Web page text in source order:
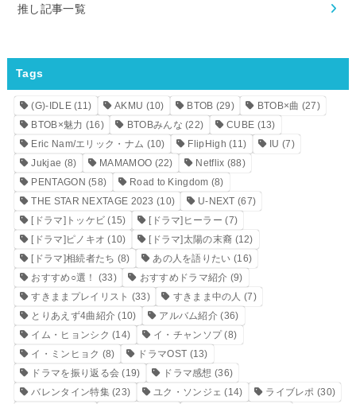
推し記事一覧
Tags
(G)-IDLE(11) AKMU (10) BTOB (29) BTOB×曲 (27)
BTOB×魅力 (16) BTOBみんな (22) CUBE (13)
Eric Nam/エリック・ナム (10) FlipHigh (11) IU (7)
Jukjae (8) MAMAMOO (22) Netflix (88)
PENTAGON (58) Road to Kingdom (8)
THE STAR NEXTAGE 2023 (10) U-NEXT (67)
[ドラマ]トッケビ (15) [ドラマ]ヒーラー (7)
[ドラマ]ピノキオ (10) [ドラマ]太陽の末裔 (12)
[ドラマ]相続者たち (8) あの人を語りたい (16)
おすすめ○選！
(33) おすすめドラマ紹介 (9)
すきままプレイリスト (33) すきまま中の人 (7)
とりあえず4曲紹介 (10) アルバム紹介 (36)
イム・ヒョンシク (14) イ・チャンソプ(8)
イ・ミンヒョク (8) ドラマOST (13)
ドラマを振り返る会 (19) ドラマ感想 (36)
バレンタイン特集(23) ユク・ソンジェ (14) ライブレポ (30)